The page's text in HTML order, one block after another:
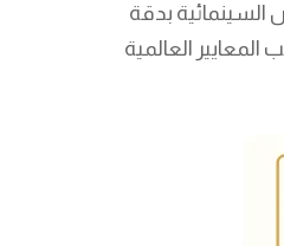
بدقة
المعايير العالمية